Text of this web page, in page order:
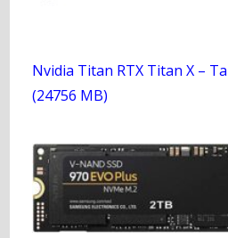
Nvidia Titan RTX Titan X –
(24756 MB)